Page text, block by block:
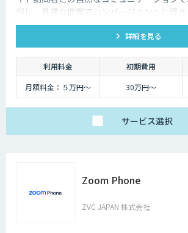
解し、最適な提案でコンバージョンへと導
ットを超えた最強のデジタル営業、デジタ
詳細を見る
利用料金 初期費用
月額料金：５万円〜
30万円〜
サービス選択
Zoom Phone
ZVC JAPAN 株式会社